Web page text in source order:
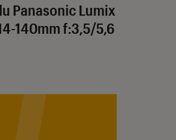
Panasonic Lumix
140mm f:3,5/5,6